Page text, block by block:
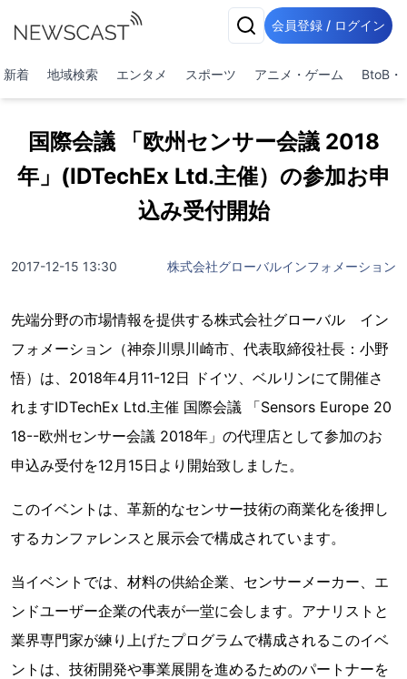
会員登録 / ログイン
新着 地域検索 エンタメ スポーツ アニメ・ゲーム BtoB・
国際会議 「欧州センサー会議 2018
年」(IDTechEx Ltd.主催）の参加お申
込み受付開始
2017-12-15 13:30 株式会社グローバルインフォメーション
先端分野の市場情報を提供する株式会社グローバル イン
フォメーション（神奈川県川崎市、代表取締役社長：小野
悟）は、2018年4月11-12日 ドイツ、ベルリンにて開催さ
れますIDTechEx Ltd.主催 国際会議 「Sensors Europe 20
18--欧州センサー会議 2018年」の代理店として参加のお
申込み受付を12月15日より開始致しました。
このイベントは、革新的なセンサー技術の商業化を後押し
するカンファレンスと展示会で構成されています。
当イベントでは、材料の供給企業、センサーメーカー、エ
ンドユーザー企業の代表が一堂に会します。アナリストと
業界専門家が練り上げたプログラムで構成されるこのイベ
ントは、技術開発や事業展開を進めるためのパートナーを